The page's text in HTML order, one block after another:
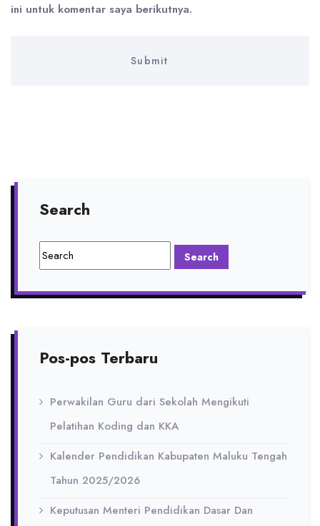
ini untuk komentar saya berikutnya.
Search
Pos-pos Terbaru
Perwakilan Guru dari Sekolah Mengikuti
Pelatihan Koding dan KKA
Kalender Pendidikan Kabupaten Maluku Tengah
Tahun 2025/2026
Keputusan Menteri Pendidikan Dasar Dan